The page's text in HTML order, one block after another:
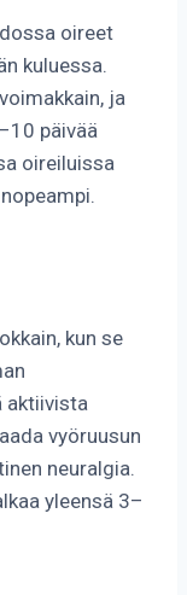
oireet
kuluessa.
ja
päivää
oireiluissa
kun se
aktiivista
vyöruusun
neuralgia.
yleensä 3–